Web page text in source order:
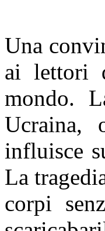
Una
ai lettori
mondo.
Ucraina,
influisce
La
corpi